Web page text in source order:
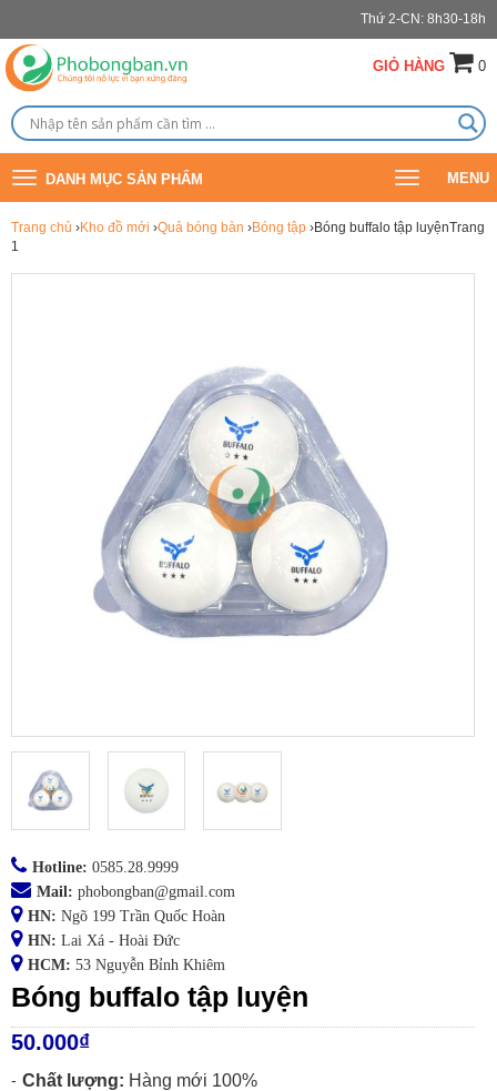
Thứ 2-CN: 8h30-18h
GIỎ HÀNG 0
Toggle
navigation
DANH MỤC SẢN PHẨM
Toggle
navigation
MENU
Trang chủ ›Kho đồ mới ›Quả bóng bàn ›Bóng tập ›Bóng buffalo tập luyệnTrang
1
Hotline: 0585.28.9999
Mail: phobongban@gmail.com
HN: Ngõ 199 Trần Quốc Hoàn
HN: Lai Xá - Hoài Đức
HCM: 53 Nguyễn Bỉnh Khiêm
Bóng buffalo tập luyện
50.000₫
Chất lượng: Hàng mới 100%